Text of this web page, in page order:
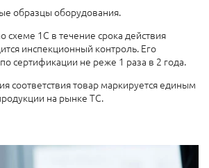
образцы оборудования.
схеме 1С в течение срока действия
инспекционный контроль. Его
сертификации не реже 1 раза в 2 года.
соответствия товар маркируется единым
на рынке ТС.